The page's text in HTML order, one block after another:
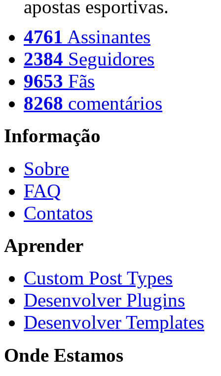
apostas esportivas.
4761 Assinantes
2384 Seguidores
9653 Fãs
8268 comentários
Informação
Sobre
FAQ
Contatos
Aprender
Custom Post Types
Desenvolver Plugins
Desenvolver Templates
Onde Estamos